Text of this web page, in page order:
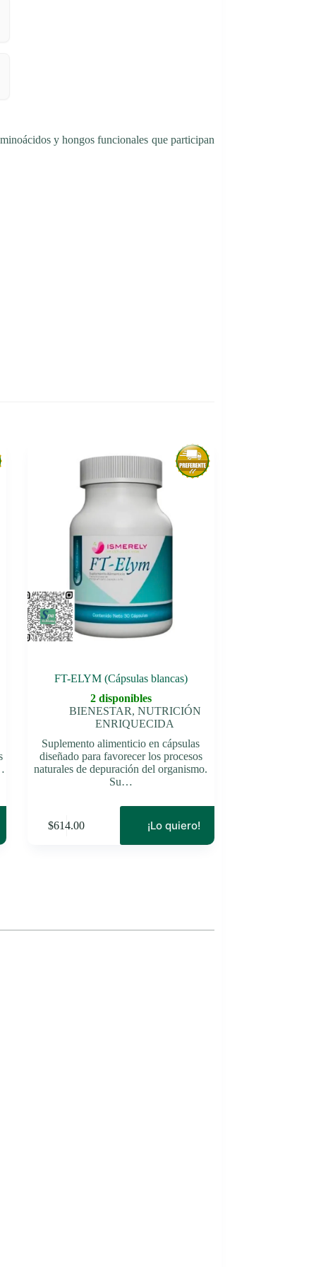
y hongos funcionales que participan
FT-ELYM (Cápsulas blancas)
2 disponibles
BIENESTAR, NUTRICIÓN
ENRIQUECIDA
Suplemento alimenticio en cápsulas
diseñado para favorecer los procesos
naturales de depuración del organismo.
Su…
$614.00 ¡Lo quiero!